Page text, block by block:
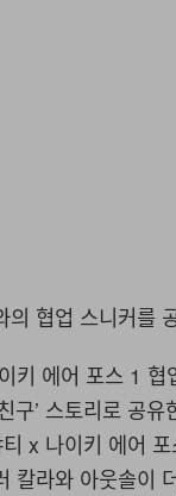
의 협업 스니커를
키 에어 포스 1 협
구’ 스토리로 공
x 나이키 에어
칼라와 아웃솔이